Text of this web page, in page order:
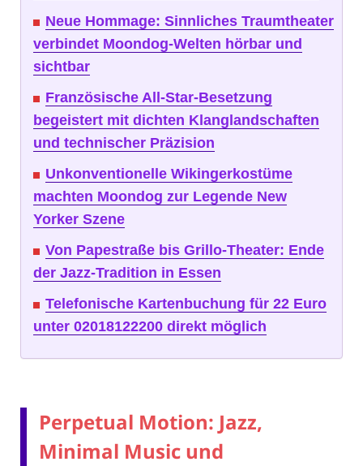
Neue Hommage: Sinnliches Traumtheater
verbindet Moondog-Welten hörbar und
sichtbar
Französische All-Star-Besetzung
begeistert mit dichten Klanglandschaften
und technischer Präzision
Unkonventionelle Wikingerkostüme
machten Moondog zur Legende New
Yorker Szene
Von Papestraße bis Grillo-Theater: Ende
der Jazz-Tradition in Essen
Telefonische Kartenbuchung für 22 Euro
unter 02018122200 direkt möglich
Perpetual Motion: Jazz,
Minimal Music und